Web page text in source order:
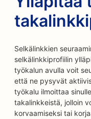
Selkälinkkien
selkälinkkiprofiilin
työkalun avulla voit
että ne pysyvät
työkalu ilmoittaa
takalinkkeistä, jolloin
korvaamiseksi tai